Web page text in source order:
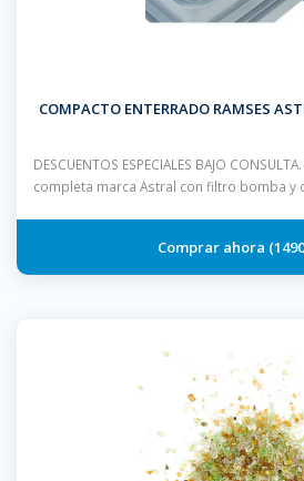
COMPACTO ENTERRADO RAMSES
DESCUENTOS ESPECIALES BAJO
completa marca Astral con filtro bomba y